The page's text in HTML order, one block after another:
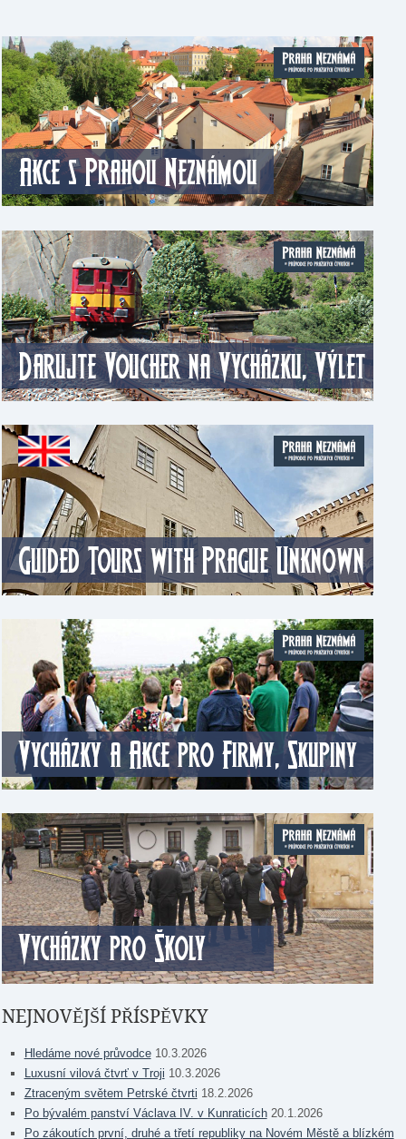
NEJNOVĚJŠÍ PŘÍSPĚVKY
Hledáme nové průvodce 10.3.2026
Luxusní vilová čtvrť v Troji 10.3.2026
Ztraceným světem Petrské čtvrti 18.2.2026
Po bývalém panství Václava IV. v Kunraticích 20.1.2026
Po zákoutích první, druhé a třetí republiky na Novém Městě a blízkém